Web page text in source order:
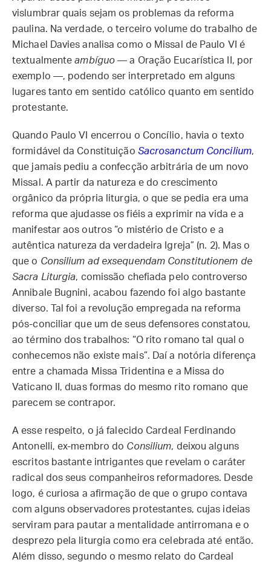
vislumbrar quais sejam os problemas da reforma
paulina. Na verdade, o terceiro volume do trabalho de
Michael Davies analisa como o Missal de Paulo VI é
textualmenteambíguo — a Oração Eucarística II, por
exemplo —, podendo ser interpretado em alguns
lugares tanto em sentido católico quanto em sentido
protestante.
Quando Paulo VI encerrou o Concílio, havia o texto
formidável da Constituição Sacrosanctum Concilium,
que jamais pediu a confecção arbitrária de um novo
Missal. A partir da natureza e do crescimento
orgânico da própria liturgia, o que se pedia era uma
reforma que ajudasse os fiéis a exprimir na vida e a
manifestar aos outros “o mistério de Cristo e a
autêntica natureza da verdadeira Igreja” (n. 2). Mas o
que o Consilium ad exsequendam Constitutionem de
Sacra Liturgia, comissão chefiada pelo controverso
Annibale Bugnini, acabou fazendo foi algo bastante
diverso. Tal foi a revolução empregada na reforma
pós-conciliar que um de seus defensores constatou,
ao término dos trabalhos: “O rito romano tal qual o
conhecemos não existe mais”. Daí a notória diferença
entre a chamada Missa Tridentina e a Missa do
Vaticano II, duas formas do mesmo rito romano que
parecem se contrapor.
A esse respeito, o já falecido Cardeal Ferdinando
Antonelli, ex-membro do Consilium, deixou alguns
escritos bastante intrigantes que revelam o caráter
radical dos seus companheiros reformadores. Desde
logo, é curiosa a afirmação de que o grupo contava
com alguns observadores protestantes, cujas ideias
serviram para pautar a mentalidade antirromana e o
desprezo pela liturgia como era celebrada até então.
Além disso, segundo o mesmo relato do Cardeal